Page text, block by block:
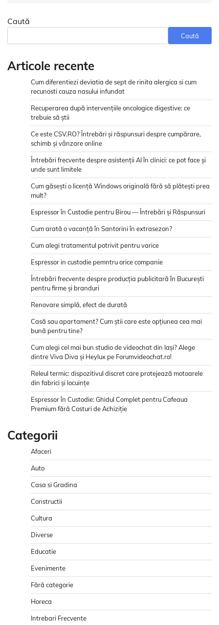
Caută
Caută
Articole recente
Cum diferentiezi deviatia de sept de rinita alergica si cum
recunosti cauza nasului infundat
Recuperarea după intervențiile oncologice digestive: ce
trebuie să știi
Ce este CSV.RO? Întrebări și răspunsuri despre cumpărare,
schimb și vânzare online
Întrebări frecvente despre asistenții AI în clinici: ce pot face și
unde sunt limitele
Cum găsești o licență Windows originală fără să plătești prea
mult?
Espressor în Custodie pentru Birou — Întrebări și Răspunsuri
Cum arată o vacanță în Santorini în extrasezon?
Cum alegi tratamentul potrivit pentru varice
Espressor in custodie pemntru orice companie
Întrebări frecvente despre producția publicitară în București
pentru firme și branduri
Renovare simplă, efect de durată
Casă sau apartament? Cum știi care este opțiunea cea mai
bună pentru tine?
Cum alegi cel mai bun studio de videochat din Iași? Alege
dintre Viva Diva și Heylux pe Forumvideochat.ro!
Releul termic: dispozitivul discret care protejează motoarele
din fabrici și locuințe
Espressor în Custodie: Ghidul Complet pentru Cafeaua
Premium fără Costuri de Achiziție
Categorii
Afaceri
Auto
Casa si Gradina
Constructii
Cultura
Diverse
Educatie
Evenimente
Fără categorie
Horeca
Intrebari Frecvente